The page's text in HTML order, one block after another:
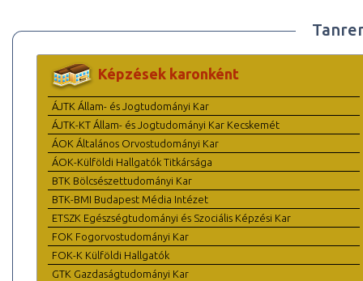
Képzések karonként
ÁJTK Állam- és Jogtudományi Kar
ÁJTK-KT Állam- és Jogtudományi Kar Kecskemét
ÁOK Általános Orvostudományi Kar
ÁOK-Külföldi Hallgatók Titkársága
BTK Bölcsészettudományi Kar
BTK-BMI Budapest Média Intézet
ETSZK Egészségtudományi és Szociális Képzési Kar
FOK Fogorvostudományi Kar
FOK-K Külföldi Hallgatók
GTK Gazdaságtudományi Kar